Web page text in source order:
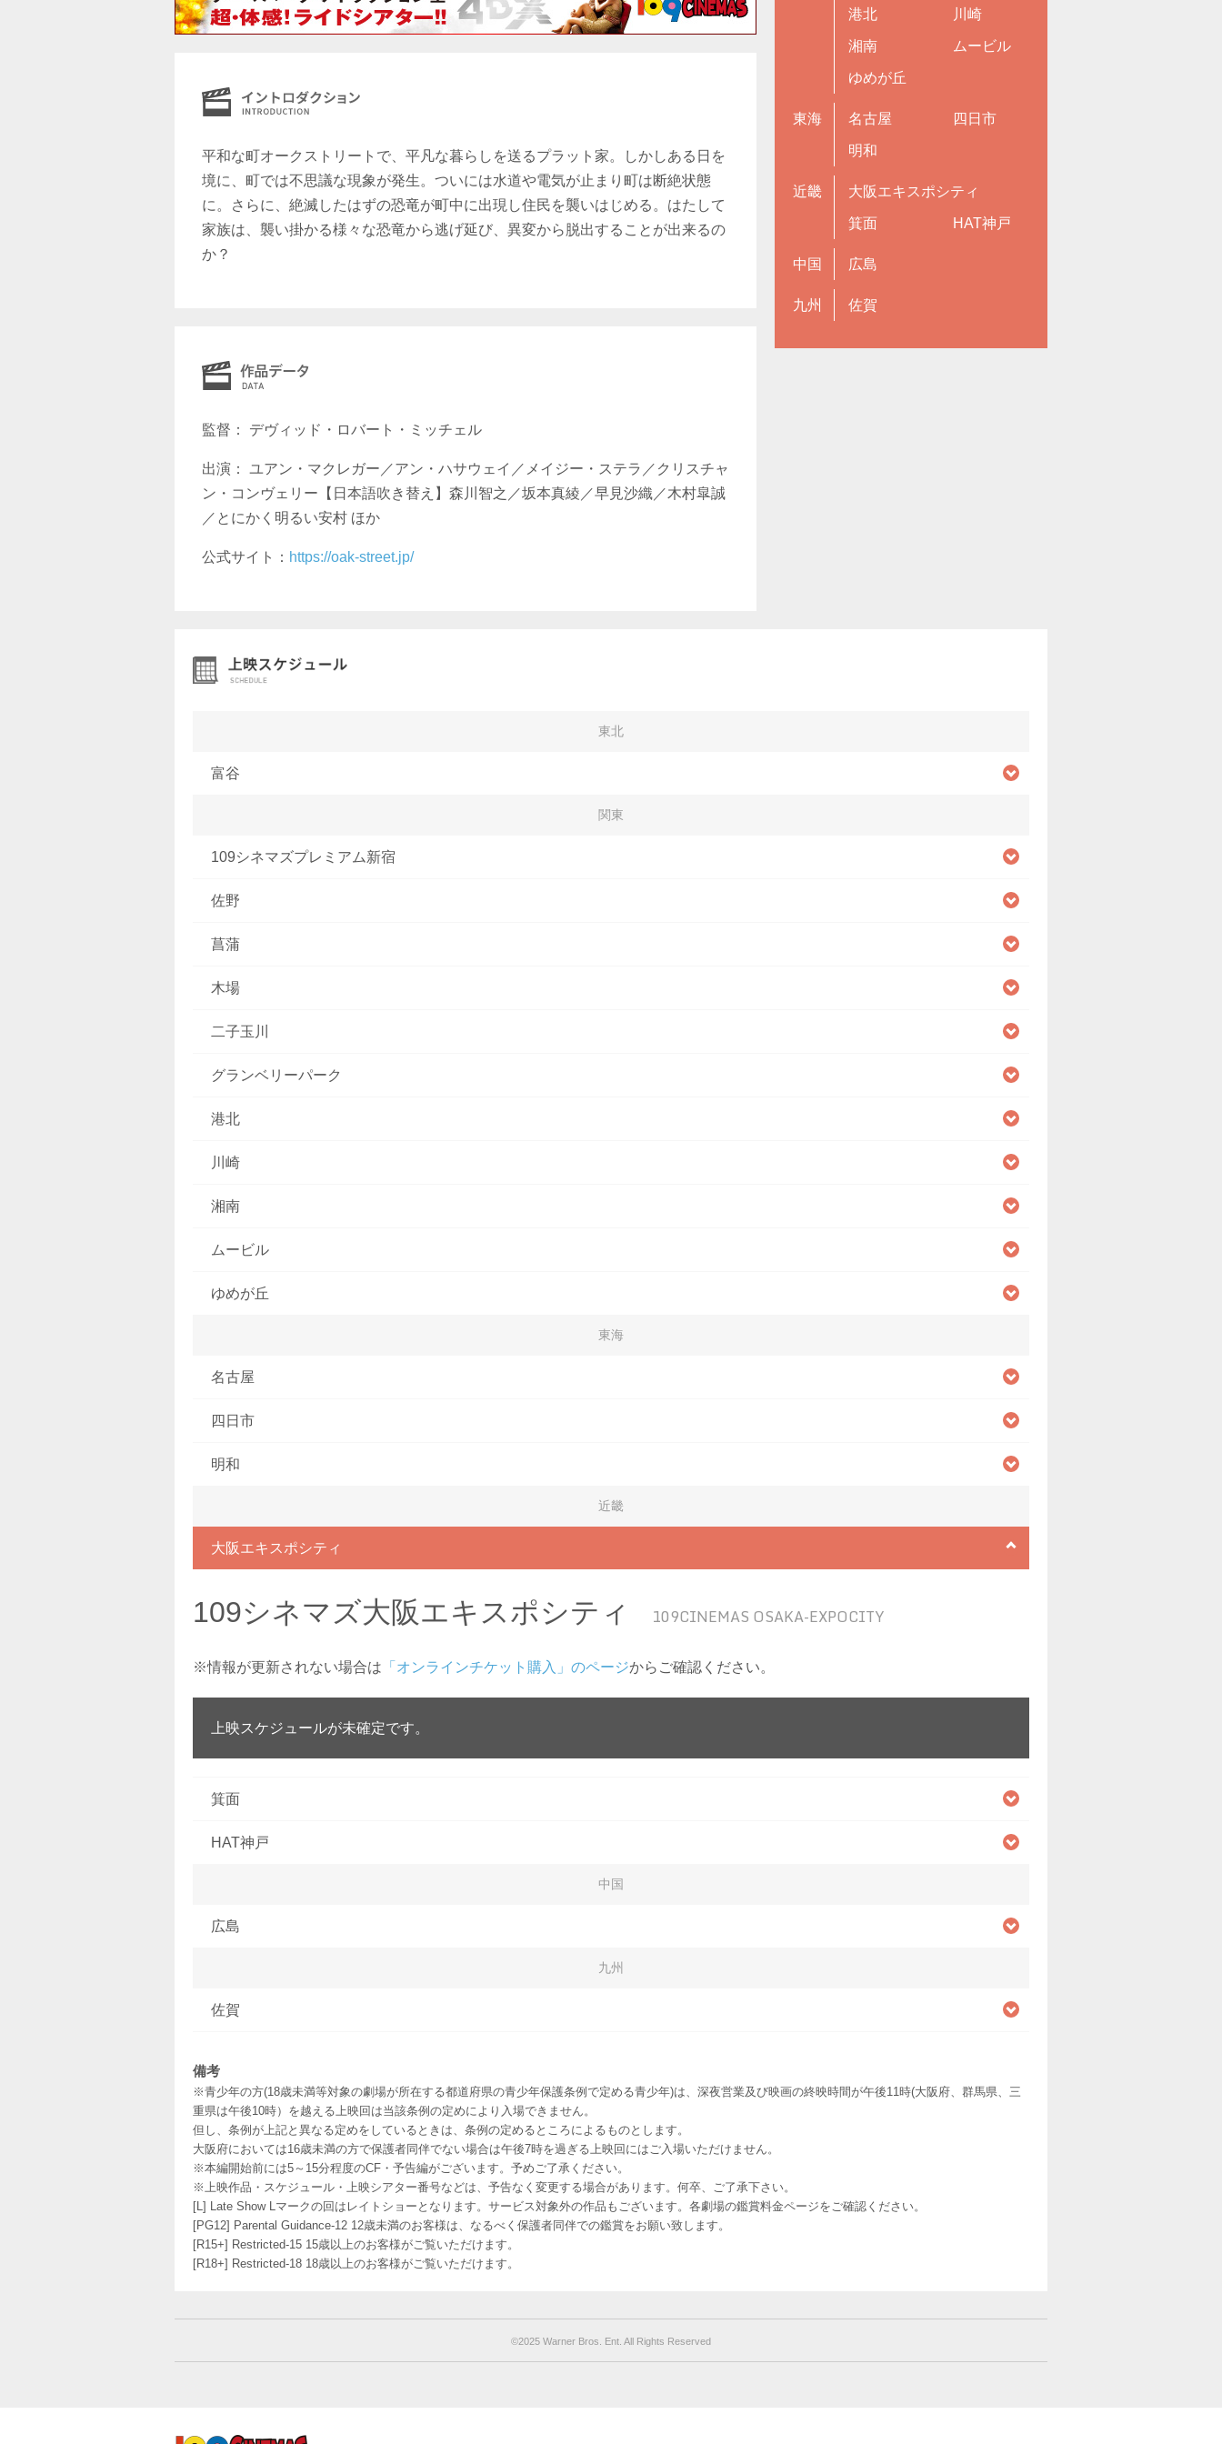
平和な町オークストリートで、平凡な暮らしを送るプラット家。しかしある日を
境に、町では不思議な現象が発生。ついには水道や電気が止まり町は断絶状態
に。さらに、絶滅したはずの恐竜が町中に出現し住民を襲いはじめる。はたして
家族は、襲い掛かる様々な恐竜から逃げ延び、異変から脱出することが出来るの
か？
監督： デヴィッド・ロバート・ミッチェル
出演： ユアン・マクレガー／アン・ハサウェイ／メイジー・ステラ／クリスチャ
ン・コンヴェリー【日本語吹き替え】森川智之／坂本真綾／早見沙織／木村皐誠
／とにかく明るい安村 ほか
公式サイト： https://oak-street.jp/
港北 川崎
湘南 ムービル
ゆめが丘
東海 名古屋 四日市
明和
近畿 大阪エキスポシティ
箕面 HAT神戸
中国 広島
九州 佐賀
東北
富谷
関東
109シネマズプレミアム新宿
佐野
菖蒲
木場
二子玉川
グランベリーパーク
港北
川崎
湘南
ムービル
ゆめが丘
東海
名古屋
四日市
明和
近畿
大阪エキスポシティ
109シネマズ大阪エキスポシティ 109CINEMAS OSAKA-EXPOCITY
※情報が更新されない場合は 「オンラインチケット購入」のページからご確認ください。
上映スケジュールが未確定です。
箕面
HAT神戸
中国
広島
九州
佐賀
備考
※青少年の方(18歳未満等対象の劇場が所在する都道府県の青少年保護条例で定める青少年)は、深夜営業及び映画の終映時間が午後11時(大阪府、群馬県、三
重県は午後10時）を越える上映回は当該条例の定めにより入場できません。
但し、条例が上記と異なる定めをしているときは、条例の定めるところによるものとします。
大阪府においては16歳未満の方で保護者同伴でない場合は午後7時を過ぎる上映回にはご入場いただけません。
※本編開始前には5～15分程度のCF・予告編がございます。予めご了承ください。
※上映作品・スケジュール・上映シアター番号などは、予告なく変更する場合があります。何卒、ご了承下さい。
[L] Late Show Lマークの回はレイトショーとなります。サービス対象外の作品もございます。各劇場の鑑賞料金ページをご確認ください。
[PG12] Parental Guidance-12 12歳未満のお客様は、なるべく保護者同伴での鑑賞をお願い致します。
[R15+] Restricted-15 15歳以上のお客様がご覧いただけます。
[R18+] Restricted-18 18歳以上のお客様がご覧いただけます。
©︎2025 Warner Bros. Ent. All Rights Reserved